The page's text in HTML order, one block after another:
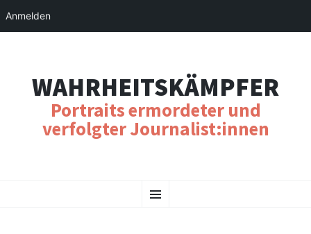
WAHRHEITSKÄMPFER
Portraits ermordeter und
verfolgter Journalist:innen
Menu
TO
Anmelden